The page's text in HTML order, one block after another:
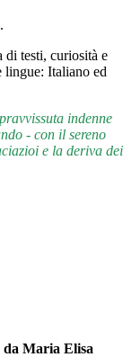
di testi, curiosità e
lingue: Italiano ed
indenne
- con il sereno
e la deriva dei
Maria Elisa